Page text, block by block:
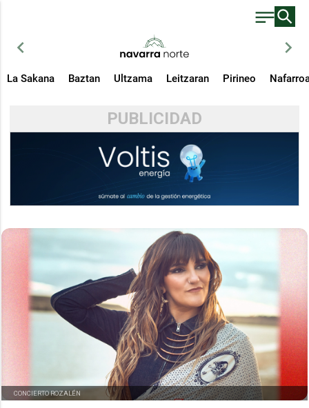
chevron_left chevron_right
La Sakana Baztan Ultzama Leitzaran Pirineo
PUBLICIDAD
CONCIERTO ROZALÉN